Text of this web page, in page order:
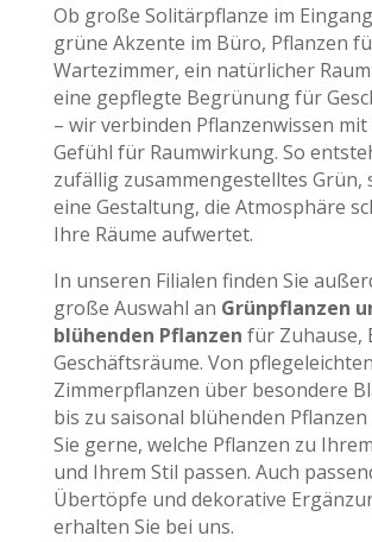
Ob große Solitärpflanze im
grüne Akzente im Büro, Pflanzen
Wartezimmer, ein natürlicher
eine gepflegte Begrünung für
– wir verbinden Pflanzenwissen mit
Gefühl für Raumwirkung. So
zufällig zusammengestelltes Grün,
eine Gestaltung, die Atmosphäre
Ihre Räume aufwertet.
In unseren Filialen finden Sie
große Auswahl an Grünpflanzen
blühenden Pflanzen für Zuhause,
Geschäftsräume. Von pflegeleichten
Zimmerpflanzen über besondere
bis zu saisonal blühenden
Sie gerne, welche Pflanzen zu
und Ihrem Stil passen. Auch
Übertöpfe und dekorative
erhalten Sie bei uns.